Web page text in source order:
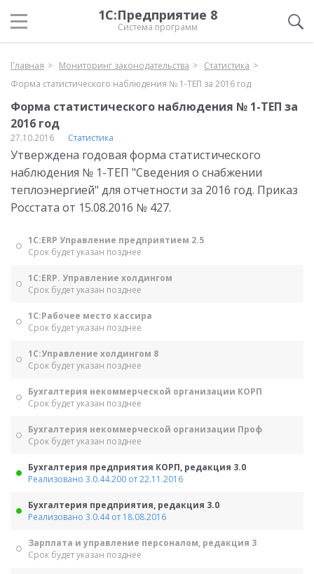
1С:Предприятие 8
Система программ
Главная Мониторинг законодательства
Статистика
Форма статистического наблюдения № 1-ТЕП за 2016 год
Форма статистического наблюдения № 1-ТЕП за
2016 год
27.10.2016 Статистика
Утверждена годовая форма статистического
наблюдения № 1-ТЕП "Сведения о снабжении
теплоэнергией" для отчетности за 2016 год. Приказ
Росстата от 15.08.2016 № 427.
1С:ERP Управление предприятием 2.5
Срок будет указан позднее
1С:ERP. Управление холдингом
Срок будет указан позднее
1С:Рабочее место кассира
Срок будет указан позднее
1С:Управление холдингом 8
Срок будет указан позднее
Бухгалтерия некоммерческой организации КОРП
Срок будет указан позднее
Бухгалтерия некоммерческой организации Проф
Срок будет указан позднее
Бухгалтерия предприятия КОРП, редакция 3.0
Реализовано 3.0.44.200 от 22.11.2016
Бухгалтерия предприятия, редакция 3.0
Реализовано 3.0.44 от 18.08.2016
Зарплата и управление персоналом, редакция 3
Срок будет указан позднее